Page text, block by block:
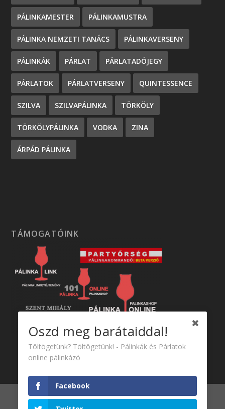
PÁLINKAMESTER PÁLINKAMUSTRA
PÁLINKA NEMZETI TANÁCS PÁLINKAVERSENY
PÁLINKÁK PÁRLAT PÁRLATADÓJEGY
PÁRLATOK PÁRLATVERSENY QUINTESSENCE
SZILVA SZILVAPÁLINKA TÖRKÖLY
TÖRKÖLYPÁLINKA VODKA ZINA
ÁRPÁD PÁLINKA
TÁMOGATÓINK
Tervezte:Elegant Themes| Üzemeltető:WordPress
Oszd meg barátaiddal!
Töltögetünk? Töltögetünk! - Pálinkák és Párlatok
online pálinkázó
Facebook